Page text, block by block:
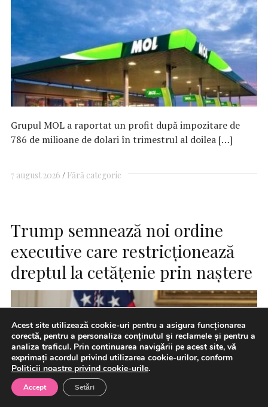
Grupul MOL a raportat un profit după impozitare de
786 de milioane de dolari în trimestrul al doilea […]
7 august 2026 Fără categorie
Trump semnează noi ordine
executive care restricţionează
dreptul la cetăţenie prin naştere
Acest site utilizează cookie-uri pentru a asigura funcționarea
corectă, pentru a personaliza conținutul și reclamele și pentru a
analiza traficul. Prin continuarea navigării pe acest site, vă
exprimați acordul privind utilizarea cookie-urilor, conform
Politicii noastre privind cookie-urile.
Accept Setări